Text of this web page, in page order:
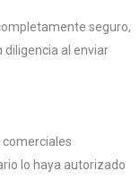
seguro,
diligencia al enviar
comerciales
lo haya autorizado